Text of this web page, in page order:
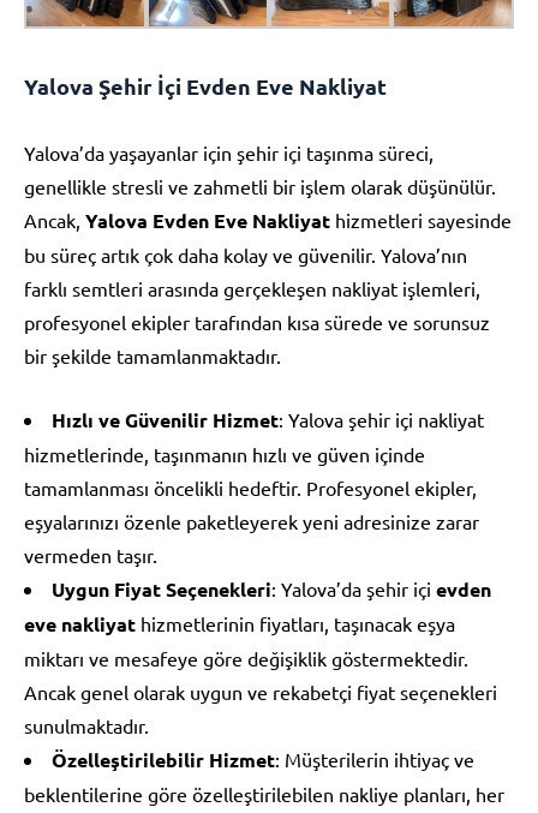
Yalova Şehir İçi Evden Eve Nakliyat
Yalova’da yaşayanlar için şehir içi taşınma süreci,
genellikle stresli ve zahmetli bir işlem olarak düşünülür.
Ancak, Yalova Evden Eve Nakliyat hizmetleri sayesinde
bu süreç artık çok daha kolay ve güvenilir. Yalova’nın
farklı semtleri arasında gerçekleşen nakliyat işlemleri,
profesyonel ekipler tarafından kısa sürede ve sorunsuz
bir şekilde tamamlanmaktadır.
Hızlı ve Güvenilir Hizmet: Yalova şehir içi nakliyat
hizmetlerinde, taşınmanın hızlı ve güven içinde
tamamlanması öncelikli hedeftir. Profesyonel ekipler,
eşyalarınızı özenle paketleyerek yeni adresinize zarar
vermeden taşır.
Uygun Fiyat Seçenekleri: Yalova’da şehir içi evden
eve nakliyat hizmetlerinin fiyatları, taşınacak eşya
miktarı ve mesafeye göre değişiklik göstermektedir.
Ancak genel olarak uygun ve rekabetçi fiyat seçenekleri
sunulmaktadır.
Özelleştirilebilir Hizmet: Müşterilerin ihtiyaç ve
beklentilerine göre özelleştirilebilen nakliye planları, her